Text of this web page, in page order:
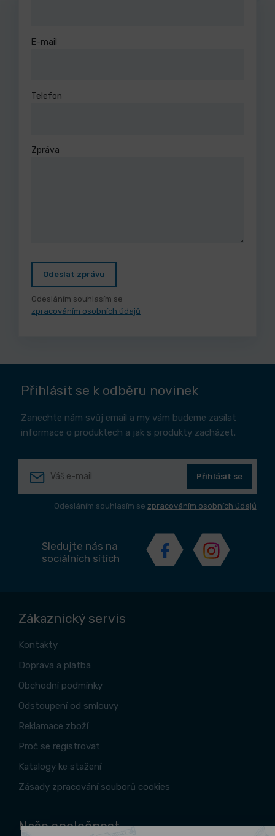
E-mail
Telefon
Zpráva
Odeslat zprávu
Odesláním souhlasím se
zpracováním osobních údajů
Přihlásit se k odběru novinek
Zanechte nám svůj email a my vám budeme zasílat
informace o produktech a jak s produkty zacházet.
Přihlásit se
Odesláním souhlasím se zpracováním osobních údajů
Sledujte nás na
sociálních sítích
Zákaznický servis
Kontakty
Doprava a platba
Obchodní podmínky
Odstoupení od smlouvy
Reklamace zboží
Proč se registrovat
Katalogy ke stažení
Zásady zpracování souborů cookies
Naše společnost